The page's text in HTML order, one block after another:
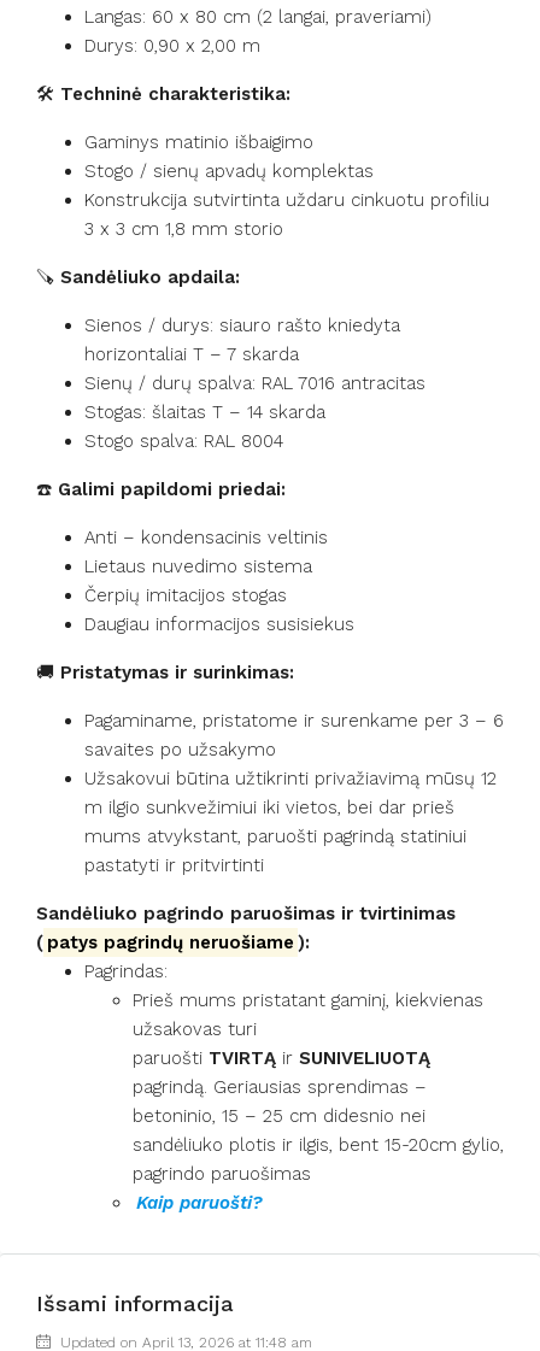
Langas: 60 x 80 cm (2 langai, praveriami)
Durys: 0,90 x 2,00 m
🛠️ Techninė charakteristika:
Gaminys matinio išbaigimo
Stogo / sienų apvadų komplektas
Konstrukcija sutvirtinta uždaru cinkuotu profiliu
3 x 3 cm 1,8 mm storio
🪚 Sandėliuko apdaila:
Sienos / durys: siauro rašto kniedyta
horizontaliai T – 7 skarda
Sienų / durų spalva: RAL 7016 antracitas
Stogas: šlaitas T – 14 skarda
Stogo spalva: RAL 8004
☎️ Galimi papildomi priedai:
Anti – kondensacinis veltinis
Lietaus nuvedimo sistema
Čerpių imitacijos stogas
Daugiau informacijos susisiekus
🚚 Pristatymas ir surinkimas:
Pagaminame, pristatome ir surenkame per 3 – 6
savaites po užsakymo
Užsakovui būtina užtikrinti privažiavimą mūsų 12
m ilgio sunkvežimiui iki vietos, bei dar prieš
mums atvykstant, paruošti pagrindą statiniui
pastatyti ir pritvirtinti
Sandėliuko pagrindo paruošimas ir tvirtinimas
( patys pagrindų neruošiame ):
Pagrindas:
Prieš mums pristatant gaminį, kiekvienas
užsakovas turi
paruošti TVIRTĄ ir SUNIVELIUOTĄ
pagrindą. Geriausias sprendimas –
betoninio, 15 – 25 cm didesnio nei
sandėliuko plotis ir ilgis, bent 15-20cm gylio,
pagrindo paruošimas
Kaip paruošti?
Išsami informacija
Updated on April 13, 2026 at 11:48 am